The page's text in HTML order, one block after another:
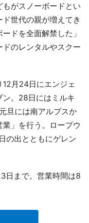
がスノーボードとい
世代の親が増えてき
ドを全面解禁した」
のレンタルやスクー
月24日にエンジェ
ン。28日にはミルキ
旦には南アルプスか
」を行う。ロープウ
の出とともにゲレン
まで。営業時間は8